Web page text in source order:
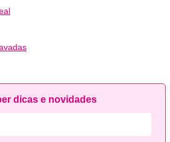
dicas e novidades